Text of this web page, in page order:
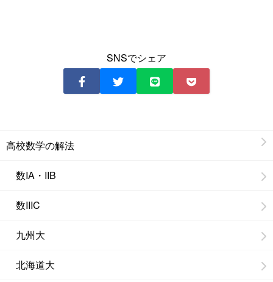
SNSでシェア
高校数学の解法
数IA・IIB
数IIIC
九州大
北海道大